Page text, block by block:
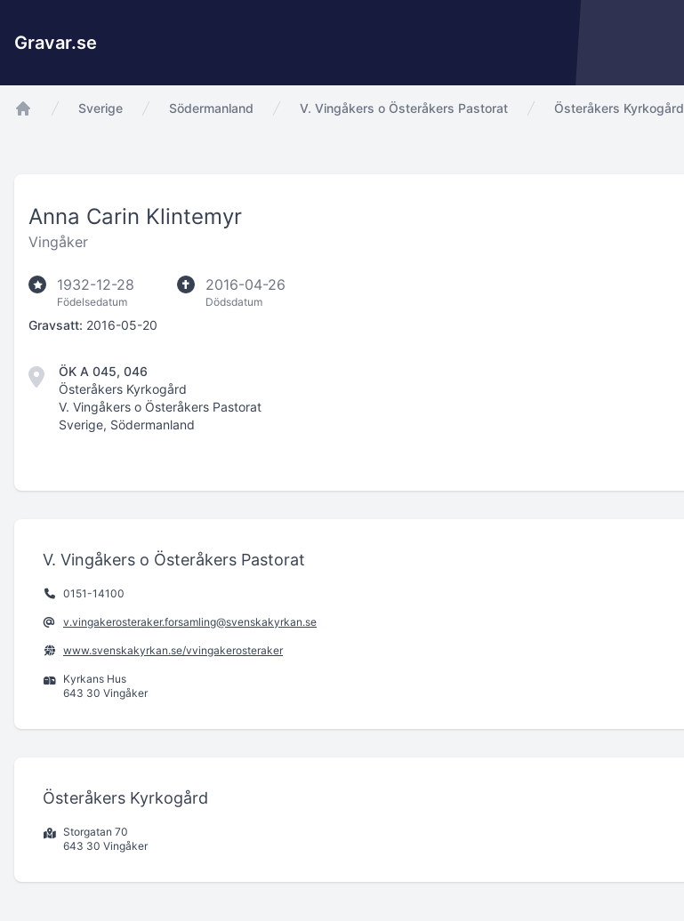
Gravar.se
Sverige Södermanland V. Vingåkers o Österåkers Pastorat Österåkers Kyrkogård
Anna Carin Klintemyr
Vingåker
1932-12-28
Födelsedatum
2016-04-26
Dödsdatum
Gravsatt: 2016-05-20
ÖK A 045, 046
Österåkers Kyrkogård
V. Vingåkers o Österåkers Pastorat
Sverige, Södermanland
V. Vingåkers o Österåkers Pastorat
0151-14100
v.vingakerosteraker.forsamling@svenskakyrkan.se
www.svenskakyrkan.se/vvingakerosteraker
Kyrkans Hus
643 30 Vingåker
Österåkers Kyrkogård
Storgatan 70
643 30 Vingåker